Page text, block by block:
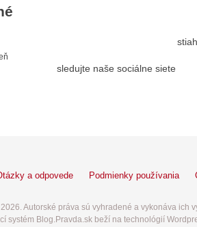
sledujte naše sociálne siete
a odpovede Podmienky používania
Autorské práva sú vyhradené a vykonáva ich
systém Blog.Pravda.sk beží na technológií